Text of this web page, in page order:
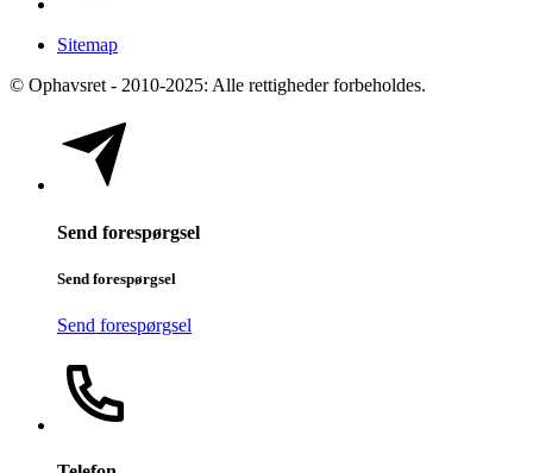
Sitemap
© Ophavsret - 2010-2025: Alle rettigheder forbeholdes.
Send forespørgsel
Send forespørgsel
Send forespørgsel